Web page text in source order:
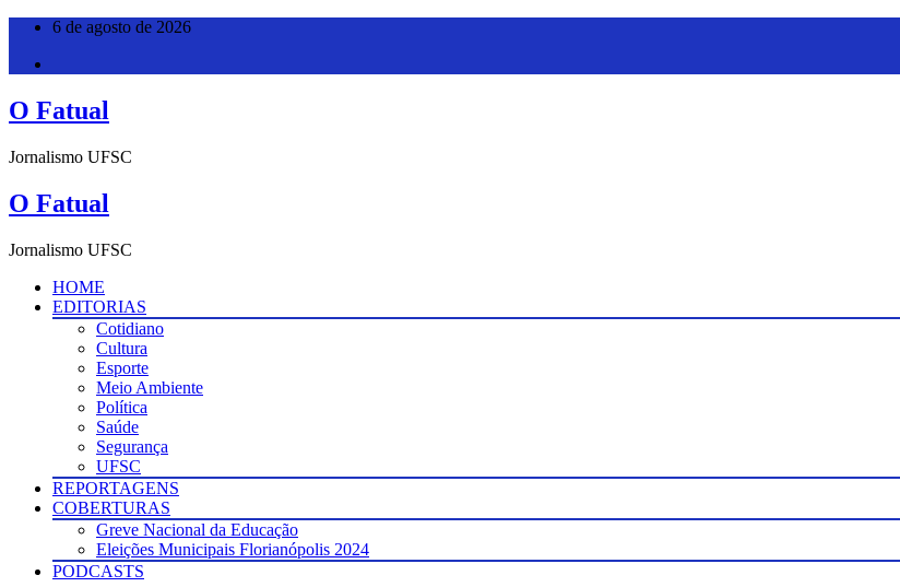
Pular
6 de agosto de 2026
O Fatual
Jornalismo UFSC
O Fatual
Jornalismo UFSC
HOME
EDITORIAS
Cotidiano
Cultura
Esporte
Meio Ambiente
Política
Saúde
Segurança
UFSC
REPORTAGENS
COBERTURAS
Greve Nacional da Educação
Eleições Municipais Florianópolis 2024
PODCASTS